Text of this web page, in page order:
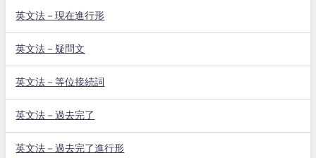
英文法－現在進行形
英文法－疑問文
英文法－等位接続詞
英文法－過去完了
英文法－過去完了進行形